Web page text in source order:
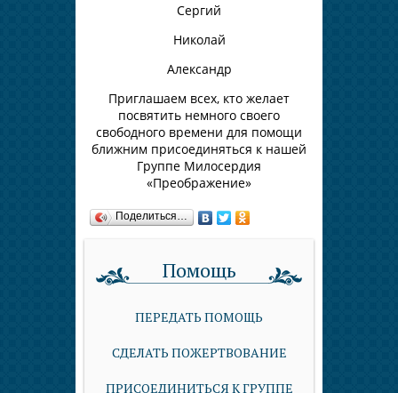
Сергий
Николай
Александр
Приглашаем всех, кто желает
посвятить немного своего
свободного времени для помощи
ближним присоединяться к нашей
Группе Милосердия
«Преображение»
Поделиться…
Помощь
ПЕРЕДАТЬ ПОМОЩЬ
СДЕЛАТЬ ПОЖЕРТВОВАНИЕ
ПРИСОЕДИНИТЬСЯ К ГРУППЕ